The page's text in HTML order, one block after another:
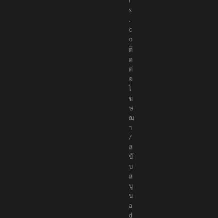
r
s
.
c
o
ติ
ด
ต่
อ
โ
ฆ
ษ
ณ
า
/
ส
นั
บ
ส
นุ
น
a